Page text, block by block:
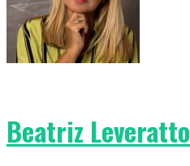
Beatriz Leveratto